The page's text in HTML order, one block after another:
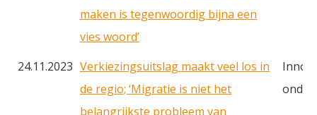
maken is tegenwoordig bijna een
vies woord’
24.11.2023 Verkiezingsuitslag maakt veel los in
de regio; ‘Migratie is niet het
belangrijkste probleem van